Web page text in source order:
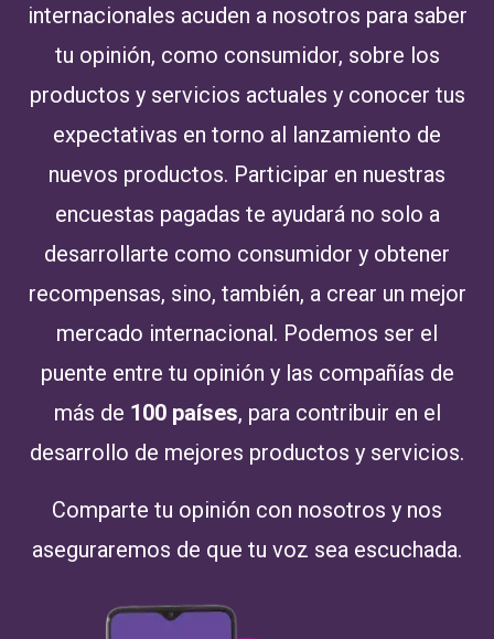
internacionales acuden a nosotros para saber
tu opinión, como consumidor, sobre los
productos y servicios actuales y conocer tus
expectativas en torno al lanzamiento de
nuevos productos. Participar en nuestras
encuestas pagadas te ayudará no solo a
desarrollarte como consumidor y obtener
recompensas, sino, también, a crear un mejor
mercado internacional. Podemos ser el
puente entre tu opinión y las compañías de
más de 100 países, para contribuir en el
desarrollo de mejores productos y servicios.
Comparte tu opinión con nosotros y nos
aseguraremos de que tu voz sea escuchada.